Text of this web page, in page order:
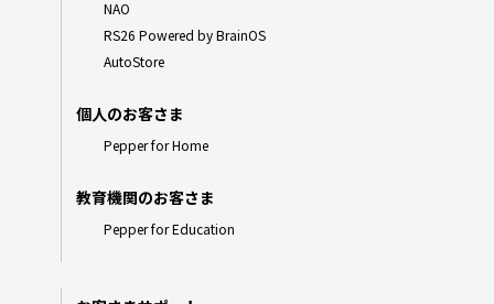
NAO
RS26 Powered by BrainOS
AutoStore
個人のお客さま
Pepper for Home
教育機関のお客さま
Pepper for Education